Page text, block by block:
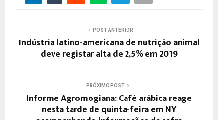
POST ANTERIOR
Indústria latino-americana de nutrição animal
deve registar alta de 2,5% em 2019
PRÓXIMO POST
Informe Agromogiana: Café arábica reage
nesta tarde de quinta-feira em NY